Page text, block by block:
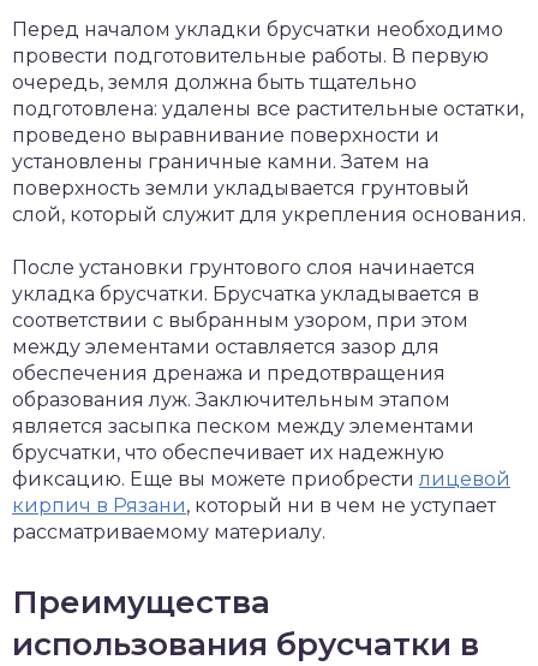
Перед началом укладки брусчатки необходимо
провести подготовительные работы. В первую
очередь, земля должна быть тщательно
подготовлена: удалены все растительные остатки,
проведено выравнивание поверхности и
установлены граничные камни. Затем на
поверхность земли укладывается грунтовый
слой, который служит для укрепления основания.
После установки грунтового слоя начинается
укладка брусчатки. Брусчатка укладывается в
соответствии с выбранным узором, при этом
между элементами оставляется зазор для
обеспечения дренажа и предотвращения
образования луж. Заключительным этапом
является засыпка песком между элементами
брусчатки, что обеспечивает их надежную
фиксацию. Еще вы можете приобрестилицевой
кирпич в Рязани, который ни в чем не уступает
рассматриваемому материалу.
Преимущества
использования брусчатки в